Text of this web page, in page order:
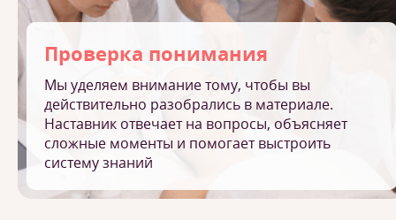
Проверка понимания
Мы уделяем внимание тому, чтобы вы
действительно разобрались в материале.
Наставник отвечает на вопросы, объясняет
сложные моменты и помогает выстроить
систему знаний